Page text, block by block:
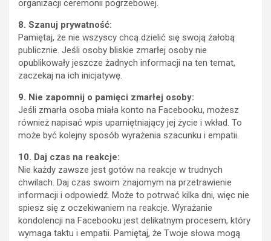
organizacji ceremonii pogrzebowej.
8. Szanuj prywatność:
Pamiętaj, że nie wszyscy chcą dzielić się swoją żałobą
publicznie. Jeśli osoby bliskie zmarłej osoby nie
opublikowały jeszcze żadnych informacji na ten temat,
zaczekaj na ich inicjatywę.
9. Nie zapomnij o pamięci zmarłej osoby:
Jeśli zmarła osoba miała konto na Facebooku, możesz
również napisać wpis upamiętniający jej życie i wkład. To
może być kolejny sposób wyrażenia szacunku i empatii.
10. Daj czas na reakcje:
Nie każdy zawsze jest gotów na reakcje w trudnych
chwilach. Daj czas swoim znajomym na przetrawienie
informacji i odpowiedź. Może to potrwać kilka dni, więc nie
spiesz się z oczekiwaniem na reakcje. Wyrażanie
kondolencji na Facebooku jest delikatnym procesem, który
wymaga taktu i empatii. Pamiętaj, że Twoje słowa mogą